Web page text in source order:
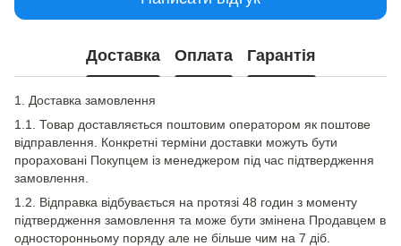
Доставка Оплата Гарантія
1. Доставка замовлення
1.1. Товар доставляється поштовим оператором як поштове
відправлення. Конкретні терміни доставки можуть бути
прораховані Покупцем із менеджером під час підтвердження
замовлення.
1.2. Відправка відбувається на протязі 48 годин з моменту
підтвердження замовлення та може бути змінена Продавцем в
односторонньому поряду але не більше чим на 7 діб.